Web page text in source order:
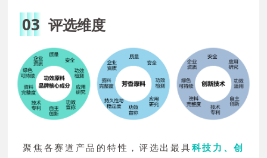
品牌产品内含有的核心成分
名）
芳香原料
从植物、动物或微生物中提取的具有香味的原料
03评选维度
聚焦各赛道产品的特性，评选出最具科技力、创